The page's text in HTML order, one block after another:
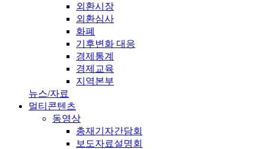
외환시장
외환심사
화폐
기후변화 대응
경제통계
경제교육
지역본부
뉴스/자료
멀티콘텐츠
동영상
총재기자간담회
보도자료설명회